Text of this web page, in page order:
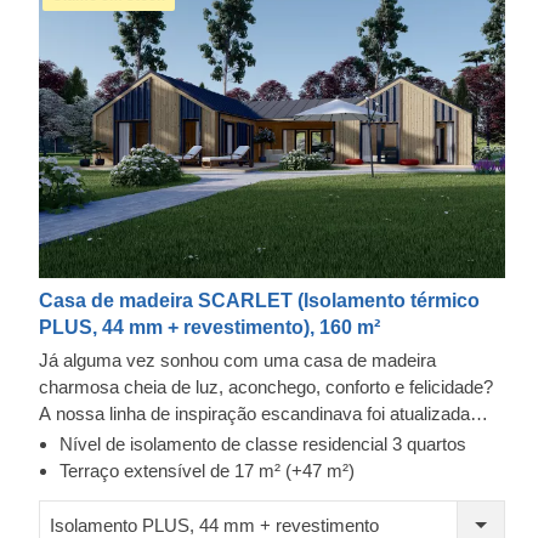
Casa de madeira SCARLET (Isolamento térmico
PLUS, 44 mm + revestimento), 160 m²
Já alguma vez sonhou com uma casa de madeira
charmosa cheia de luz, aconchego, conforto e felicidade?
A nossa linha de inspiração escandinava foi atualizada
com outro grande modelo: a casa de madeira SCARLET,
que oferece uma quantidade excecional de espaço para
Nível de isolamento de classe residencial 3 quartos
Terraço extensível de 17 m² (+47 m²)
Isolamento PLUS, 44 mm + revestimento